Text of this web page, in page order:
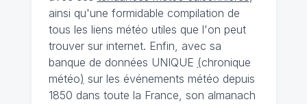
ainsi qu'une formidable compilation de
tous les liens météo utiles que l'on peut
trouver sur internet. Enfin, avec sa
banque de données UNIQUE (chronique
météo) sur les événements météo depuis
1850 dans toute la France, son almanach